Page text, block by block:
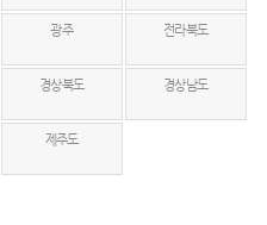
광주 전라북도
경상북도 경상남도
제주도